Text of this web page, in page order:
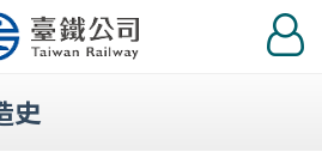
登
入
史